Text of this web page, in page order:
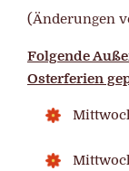
(Änderungen
Folgende
Osterferien